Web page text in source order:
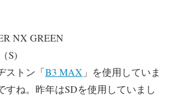
NX GREEN
S)
ストン「B3 MAX 」を使用していま
すね。昨年はSDを使用していまし